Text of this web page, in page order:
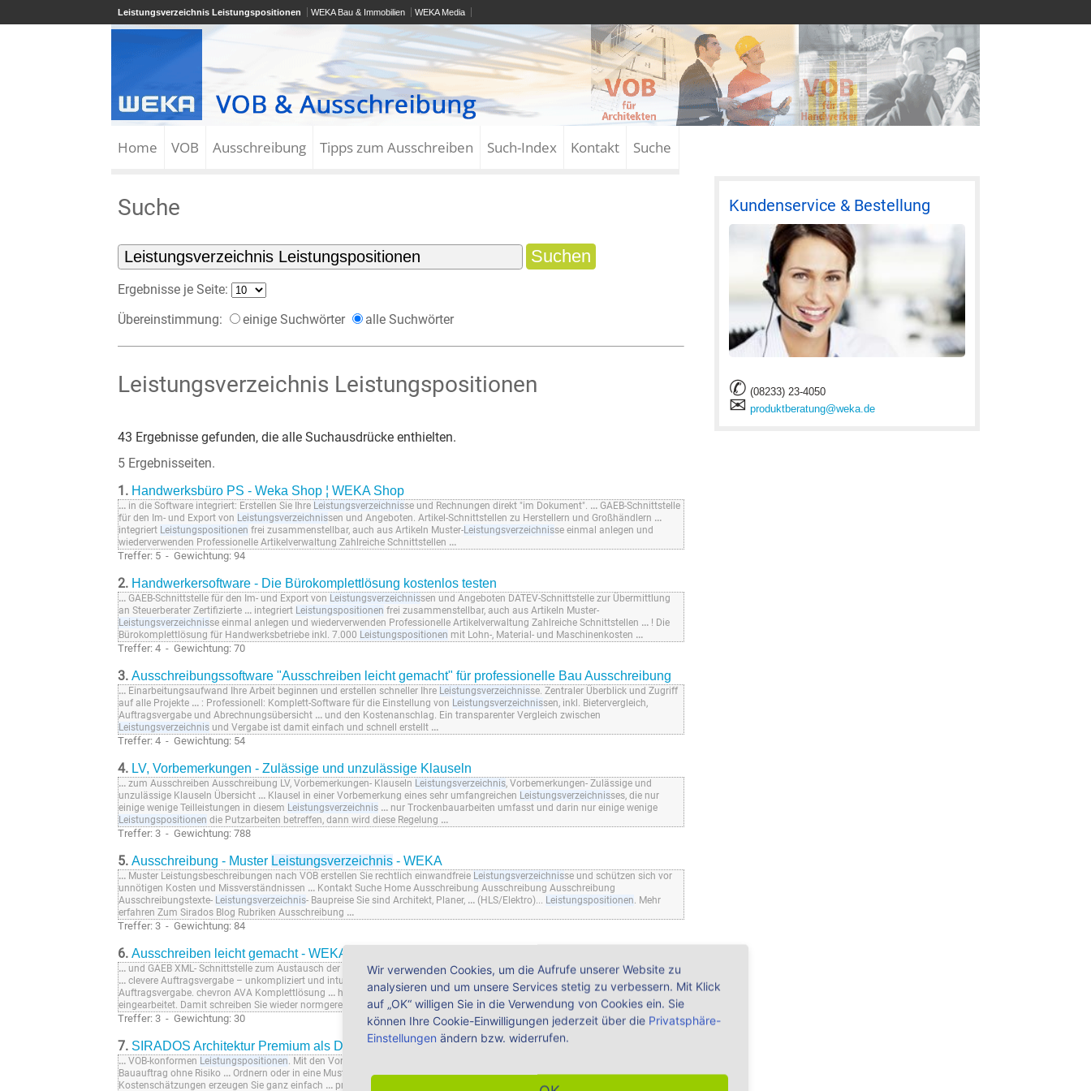
Leistungsverzeichnis Leistungspositionen WEKA Bau & Immobilien WEKA Media
Home VOB Ausschreibung Tipps zum Ausschreiben Such-Index Kontakt Suche
Suche
Ergebnisse je Seite:
Übereinstimmung:
einige Suchwörter alle Suchwörter
Leistungsverzeichnis Leistungspositionen
43 Ergebnisse gefunden, die alle Suchausdrücke enthielten.
5 Ergebnisseiten.
1. Handwerksbüro PS - Weka Shop ¦ WEKA Shop
... in die Software integriert: Erstellen Sie Ihre Leistungsverzeichnisse und Rechnungen direkt "im Dokument". ... GAEB-Schnittstelle
für den Im- und Export von Leistungsverzeichnissen und Angeboten. Artikel-Schnittstellen zu Herstellern und Großhändlern ...
integriert Leistungspositionen frei zusammenstellbar, auch aus Artikeln Muster-Leistungsverzeichnisse einmal anlegen und
wiederverwenden Professionelle Artikelverwaltung Zahlreiche Schnittstellen ...
Treffer: 5 - Gewichtung: 94
2. Handwerkersoftware - Die Bürokomplettlösung kostenlos testen
... GAEB-Schnittstelle für den Im- und Export von Leistungsverzeichnissen und Angeboten DATEV-Schnittstelle zur Übermittlung
an Steuerberater Zertifizierte ... integriert Leistungspositionen frei zusammenstellbar, auch aus Artikeln Muster-
Leistungsverzeichnisse einmal anlegen und wiederverwenden Professionelle Artikelverwaltung Zahlreiche Schnittstellen ... ! Die
Bürokomplettlösung für Handwerksbetriebe inkl. 7.000 Leistungspositionen mit Lohn-, Material- und Maschinenkosten ...
Treffer: 4 - Gewichtung: 70
3. Ausschreibungssoftware "Ausschreiben leicht gemacht" für professionelle Bau Ausschreibung
... Einarbeitungsaufwand Ihre Arbeit beginnen und erstellen schneller Ihre Leistungsverzeichnisse. Zentraler Überblick und Zugriff
auf alle Projekte ... : Professionell: Komplett-Software für die Einstellung von Leistungsverzeichnissen, inkl. Bietervergleich,
Auftragsvergabe und Abrechnungsübersicht ... und den Kostenanschlag. Ein transparenter Vergleich zwischen
Leistungsverzeichnis und Vergabe ist damit einfach und schnell erstellt ...
Treffer: 4 - Gewichtung: 54
4. LV, Vorbemerkungen - Zulässige und unzulässige Klauseln
... zum Ausschreiben Ausschreibung LV, Vorbemerkungen- Klauseln Leistungsverzeichnis, Vorbemerkungen- Zulässige und
unzulässige Klauseln Übersicht ... Klausel in einer Vorbemerkung eines sehr umfangreichen Leistungsverzeichnisses, die nur
einige wenige Teilleistungen in diesem Leistungsverzeichnis ... nur Trockenbauarbeiten umfasst und darin nur einige wenige
Leistungspositionen die Putzarbeiten betreffen, dann wird diese Regelung ...
Treffer: 3 - Gewichtung: 788
5. Ausschreibung - Muster Leistungsverzeichnis - WEKA
... Muster Leistungsbeschreibungen nach VOB erstellen Sie rechtlich einwandfreie Leistungsverzeichnisse und schützen sich vor
unnötigen Kosten und Missverständnissen ... Kontakt Suche Home Ausschreibung Ausschreibung Ausschreibung
Ausschreibungstexte- Leistungsverzeichnis- Baupreise Sie sind Architekt, Planer, ... (HLS/Elektro)... Leistungspositionen. Mehr
erfahren Zum Sirados Blog Rubriken Ausschreibung ...
Treffer: 3 - Gewichtung: 84
6. Ausschreiben leicht gemacht - WEKA Shop ¦ WEKA Shop
... und GAEB XML- Schnittstelle zum Austausch der Leistungsverzeichnisse (Import und Export) Demoversion Ausschreiben leicht
... clevere Auftragsvergabe – unkompliziert und intuitive Erstellung von Leistungsverzeichnis
sen inklusive Bietervergleich und
Auftragsvergabe. chevron AVA Komplettlösung ... haben wir alle relevanten fachlichen Änderungen in dieLeistungspositionen
eingearbeitet. Damit schreiben Sie wieder normgerecht aus...
Treffer: 3 - Gewichtung: 30
7. SIRADOS Architektur Premium als Downloadversion
... VOB-konformen Leistungspositionen. Mit den Vorbemerkungen sind Ihre
Bauauftrag ohne Risiko ... Ordnern oder in eine Musterstruktur. KS inLeistungsverzeichniskonvertieren Aus Ihren
Kostenschätzungen erzeugen Sie ganz einfach ... problemlos Kostenplanungen mit Bauelementen und Ausschreibungen mit
Kundenservice & Bestellung
✆ (08233) 23-4050
✉ produktberatung@weka.de
Wir verwenden Cookies, um die Aufrufe unserer Website zu
analysieren und um unsere Services stetig zu verbessern. Mit Klick
auf „OK“ willigen Sie in die Verwendung von Cookies ein. Sie
können Ihre Cookie-Einwilligungen jederzeit über die Privatsphäre-
Einstellungen ändern bzw. widerrufen.